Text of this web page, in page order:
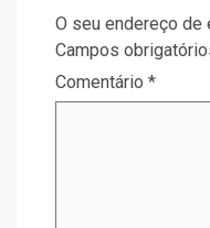
O seu endereço de
Campos
Comentário *